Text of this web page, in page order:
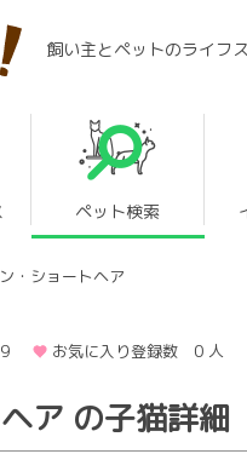
飼い主とペットのライフ
ペット検索
・ショートヘア
お気に入り登録数 0 人
ア の子猫詳細